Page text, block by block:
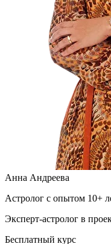
Анна Андреева
Астролог с опытом 10+
Эксперт-астролог в
Бесплатный курс